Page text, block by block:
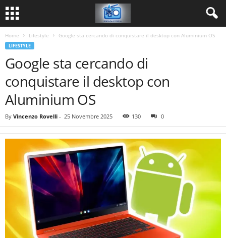
Home Lifestyle Google sta cercando di conquistare il desktop con Aluminium OS
LIFESTYLE
Google sta cercando di
conquistare il desktop con
Aluminium OS
By Vincenzo Rovelli - 25 Novembre 2025 130 0